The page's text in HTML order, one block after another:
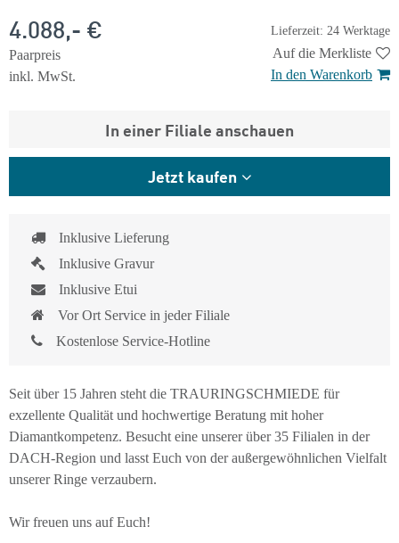
Lieferzeit: 24 Werktage
4.088,- €
Paarpreis
inkl. MwSt.
Auf die Merkliste
In den Warenkorb
In einer Filiale anschauen
Jetzt kaufen
Inklusive Lieferung
Inklusive Gravur
Inklusive Etui
Vor Ort Service in jeder Filiale
Kostenlose Service-Hotline
Seit über 15 Jahren steht die TRAURINGSCHMIEDE für
exzellente Qualität und hochwertige Beratung mit hoher
Diamantkompetenz. Besucht eine unserer über 35 Filialen in der
DACH-Region und lasst Euch von der außergewöhnlichen Vielfalt
unserer Ringe verzaubern.
Wir freuen uns auf Euch!